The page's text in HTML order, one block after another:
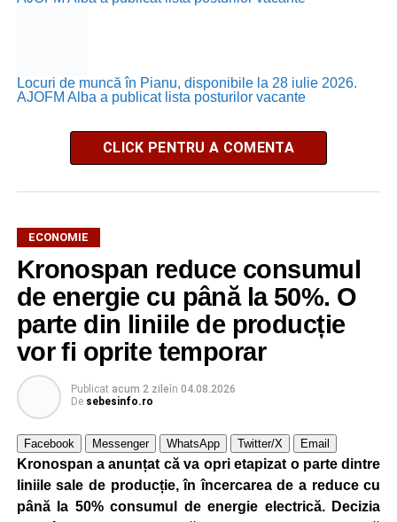
Locuri de muncă în Pianu, disponibile la 28 iulie 2026.
AJOFM Alba a publicat lista posturilor vacante
CLICK PENTRU A COMENTA
ECONOMIE
Kronospan reduce consumul
de energie cu până la 50%. O
parte din liniile de producție
vor fi oprite temporar
Publicat acum 2 zileîn 04.08.2026
De sebesinfo.ro
Facebook Messenger WhatsApp Twitter/X Email
Kronospan a anunțat că va opri etapizat o parte dintre
liniile sale de producție, în încercarea de a reduce cu
până la 50% consumul de energie electrică. Decizia